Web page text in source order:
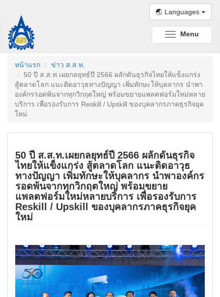
🌏 Languages
Toggle
navigation
Menu
หน้าแรก
ข่าว ส.ส.ท.
50 ปี ส.ส.ท.เผยกลยุทธ์ปี 2566 ผลักดันธุรกิจไทยให้แข็งแกร่ง
สู้ตลาดโลก แนะติดอาวุธทางปัญญา เพิ่มทักษะให้บุคลากร นำพา
องค์กรรอดพ้นจากทุกวิกฤตใหญ่ พร้อมขยายแพลตฟอร์มใหม่หลาย
บริการ เพื่อรองรับการ Reskill / Upskill ของบุคลากรภาคธุรกิจยุค
ใหม่
50 ปี ส.ส.ท.เผยกลยุทธ์ปี 2566 ผลักดันธุรกิจ
ไทยให้แข็งแกร่ง สู้ตลาดโลก แนะติดอาวุธ
ทางปัญญา เพิ่มทักษะให้บุคลากร นำพาองค์กร
รอดพ้นจากทุกวิกฤตใหญ่ พร้อมขยาย
แพลตฟอร์มใหม่หลายบริการ เพื่อรองรับการ
Reskill / Upskill ของบุคลากรภาคธุรกิจยุค
ใหม่